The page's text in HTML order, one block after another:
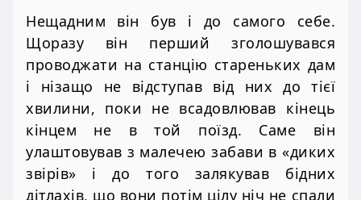
Нещадним він був і до самого себе.
Щоразу він перший зголошувався
проводжати на станцію стареньких дам
і нізащо не відступав від них до тієї
хвилини, поки не всадовлював кінець
кінцем не в той поїзд. Саме він
улаштовував з малечею забави в «диких
звірів» і до того залякував бідних
дітлахів, що вони потім цілу ніч не спали